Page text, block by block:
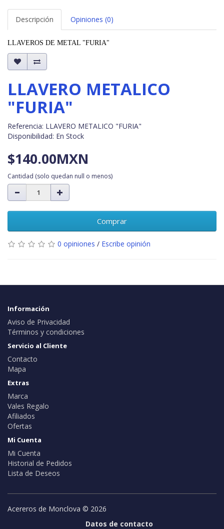
Descripción Opiniones (0)
LLAVEROS DE METAL "FURIA"
LLAVERO METALICO
"FURIA"
Referencia: LLAVERO METALICO "FURIA"
Disponibilidad: En Stock
$140.00MXN
Cantidad (solo quedan null o menos)
Comprar
0 opiniones / Escribe opinión
Información
Aviso de Privacidad
Términos y condiciones
Servicio al Cliente
Contacto
Mapa
Extras
Marca
Vales Regalo
Afiliados
Ofertas
Mi Cuenta
Mi Cuenta
Historial de Pedidos
Lista de Deseos
Acereros de Monclova © 2026
Datos de contacto